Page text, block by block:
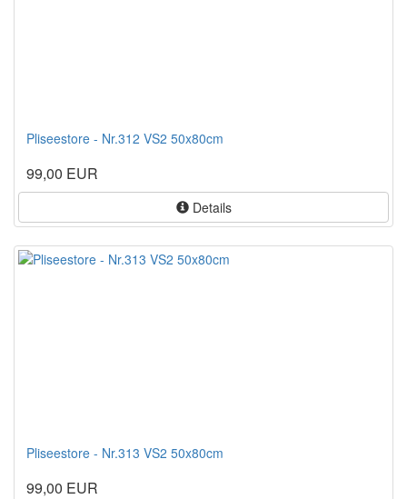
Pliseestore - Nr.312 VS2 50x80cm
99,00 EUR
Details
Pliseestore - Nr.313 VS2 50x80cm
99,00 EUR